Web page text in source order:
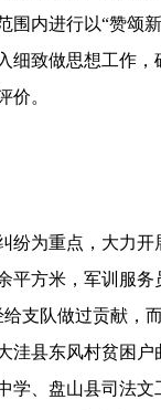
围内进行以“赞颂
细致做思想工作
价。
为重点，大力开
平方米，军训服
给支队做过贡献
洼县东风村贫困
学、盘山县司法